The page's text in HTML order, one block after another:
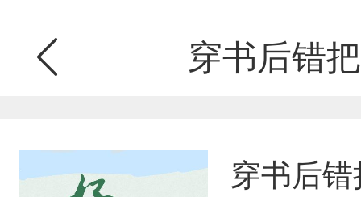
穿书后错
穿书后